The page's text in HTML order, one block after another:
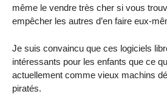
même le vendre très cher si vous
empêcher les autres d’en faire eux-
Je suis convaincu que ces logiciels
intéressants pour les enfants que ce
actuellement comme vieux machins
piratés.